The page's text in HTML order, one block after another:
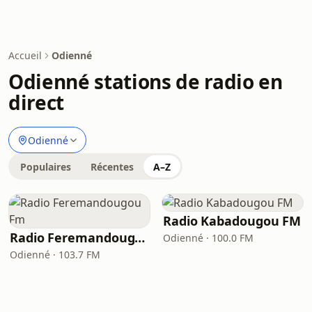
Accueil Odienné
Odienné stations de radio en
direct
Odienné
Populaires Récentes A–Z
Radio Feremandougou Fm
Odienné · 103.7 FM
Radio Kabadougou FM
Odienné · 100.0 FM